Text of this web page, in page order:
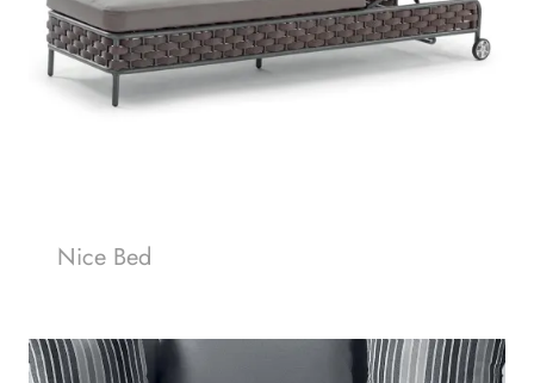
Nice Bed